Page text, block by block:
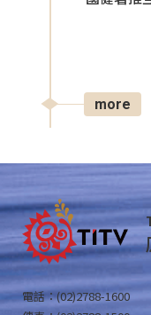
more
電話：(02)2788-1600